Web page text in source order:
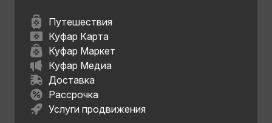
Путешествия
Куфар Карта
Куфар Маркет
Куфар Медиа
Доставка
Рассрочка
Услуги продвижения